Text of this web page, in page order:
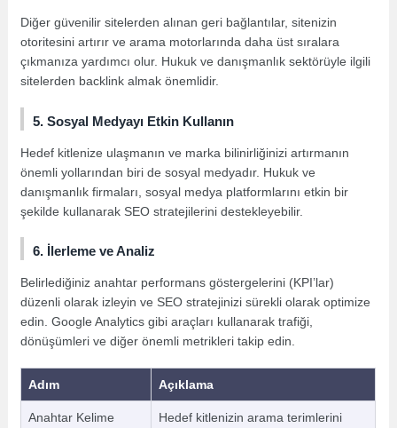
Diğer güvenilir sitelerden alınan geri bağlantılar, sitenizin
otoritesini artırır ve arama motorlarında daha üst sıralara
çıkmanıza yardımcı olur. Hukuk ve danışmanlık sektörüyle ilgili
sitelerden backlink almak önemlidir.
5. Sosyal Medyayı Etkin Kullanın
Hedef kitlenize ulaşmanın ve marka bilinirliğinizi artırmanın
önemli yollarından biri de sosyal medyadır. Hukuk ve
danışmanlık firmaları, sosyal medya platformlarını etkin bir
şekilde kullanarak SEO stratejilerini destekleyebilir.
6. İlerleme ve Analiz
Belirlediğiniz anahtar performans göstergelerini (KPI’lar)
düzenli olarak izleyin ve SEO stratejinizi sürekli olarak optimize
edin. Google Analytics gibi araçları kullanarak trafiği,
dönüşümleri ve diğer önemli metrikleri takip edin.
Adım Açıklama
Anahtar Kelime Hedef kitlenizin arama terimlerini